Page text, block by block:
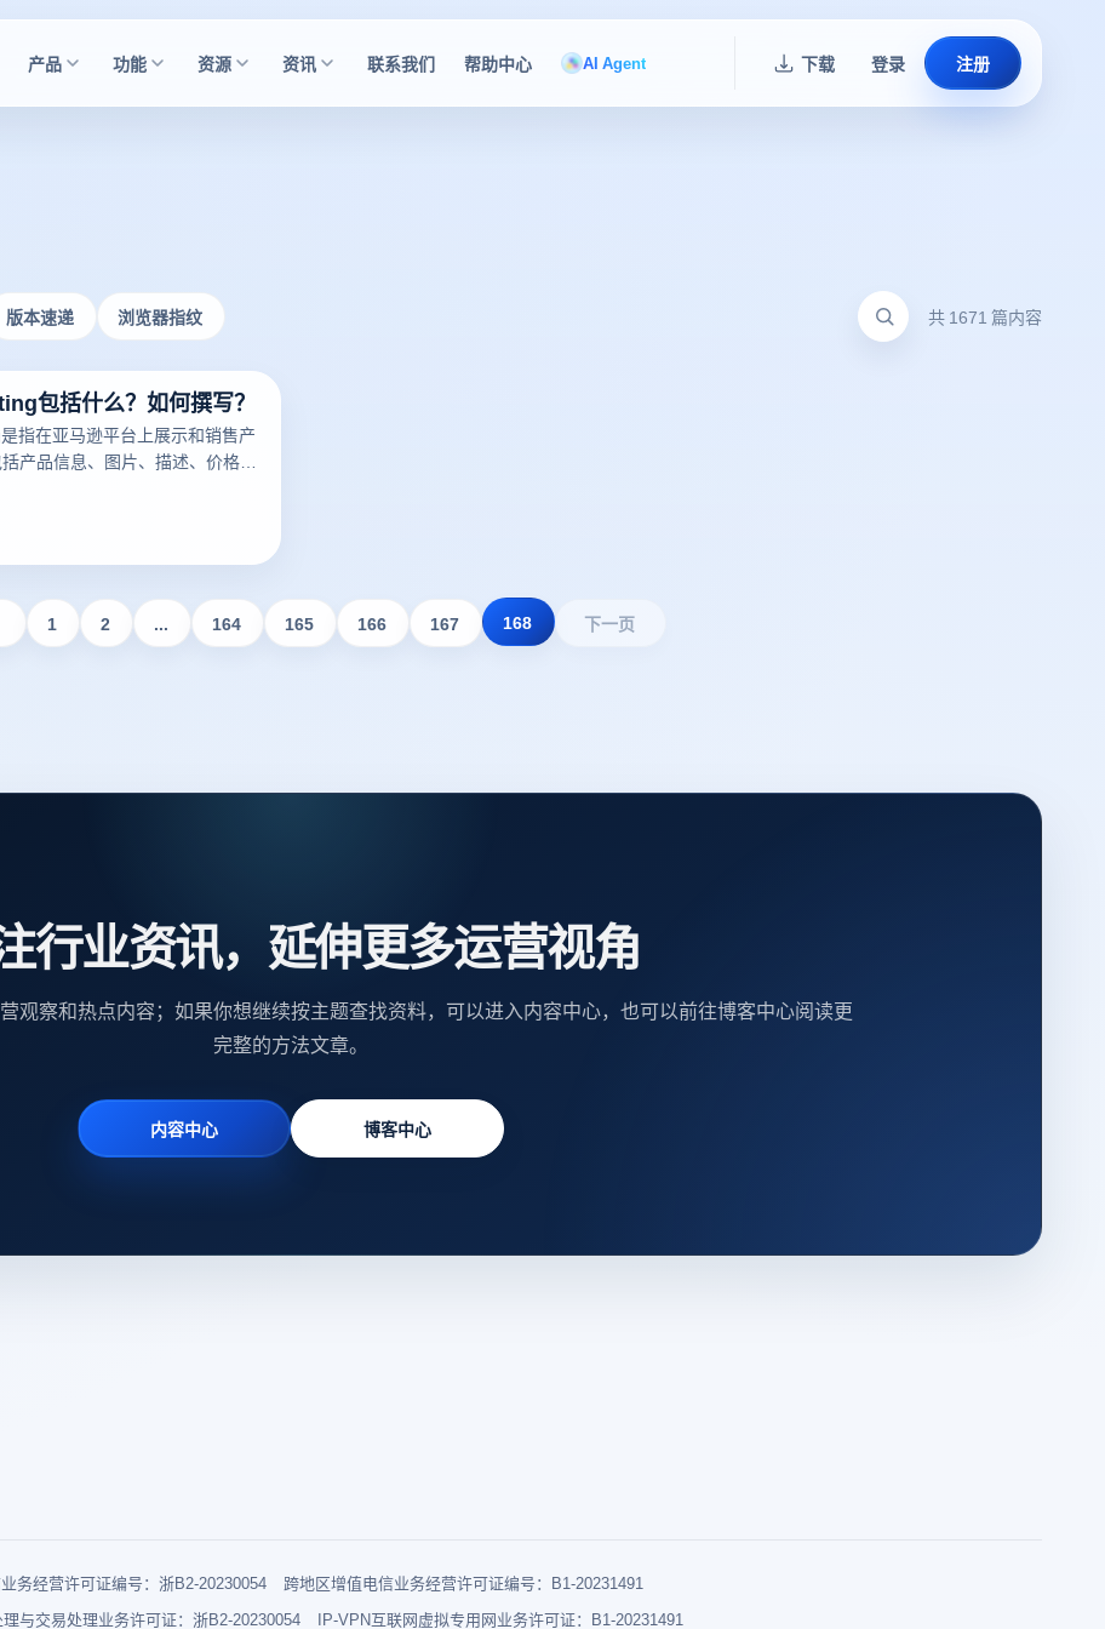
产品 功能 资源 资讯 联系我们 帮助中心 AI Agent 下载 登录 注册
版本速递 浏览器指纹 共 1671 篇内容
包括什么？如何撰写？
指在亚马逊平台上展示和销售产
产品信息、图片、描述、价格、
的潜在买家，增加销量。以下云登
于亚马逊Listing包括什么？如何
议。
1 2 ... 164 165 166 167 168 下一页
行业资讯，延伸更多运营视角
观察和热点内容；如果你想继续按主题查找资料，可以进入内容中心，也可以前往博客中心阅读更
完整的方法文章。
内容中心 博客中心
务经营许可证编号：浙B2-20230054
跨地区增值电信业务经营许可证编号：B1-20231491
与交易处理业务许可证：浙B2-20230054
IP-VPN互联网虚拟专用网业务许可证：B1-20231491